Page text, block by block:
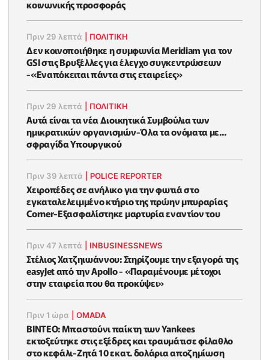
κοινωνικής προσφοράς
Πριν 29 λεπτά ΠΟΛΙΤΙΚΗ
Δεν κοινοποιήθηκε η συμφωνία Meridiam για τον
GSI στις Βρυξέλλες για έλεγχο συγκεντρώσεων
-«Εναπόκειται πάντα στις εταιρείες»
Πριν 29 λεπτά ΠΟΛΙΤΙΚΗ
Αυτά είναι τα νέα Διοικητικά Συμβούλια των
ημικρατικών οργανισμών-Όλα τα ονόματα με...
σφραγίδα Υπουργικού
Πριν 39 λεπτά POLICE REPORTER
Χειροπέδες σε ανήλικο για την φωτιά στο
εγκαταλελειμμένο κτήριο της πρώην μπυραρίας
Corner-Εξασφαλίστηκε μαρτυρία εναντίον του
Πριν 47 λεπτά INBUSINESSNEWS
Στέλιος Χατζηιωάννου: Στηρίζουμε την εξαγορά της
easyJet από την Apollo - «Παραμένουμε μέτοχοι
στην εταιρεία που θα προκύψει»
Πριν 1 ώρα |OMADA
ΒΙΝΤΕΟ: Μπαστούνι παίκτη των Yankees
εκτοξεύτηκε στις εξέδρες και τραυμάτισε φίλαθλο
στο κεφάλι-Ζητά 10 εκατ. δολάρια αποζημίωση